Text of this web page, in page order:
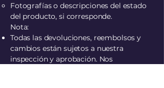
Fotografías o descripciones del estado
del producto, si corresponde.
Nota:
Todas las devoluciones, reembolsos y
cambios están sujetos a nuestra
inspección y aprobación. Nos